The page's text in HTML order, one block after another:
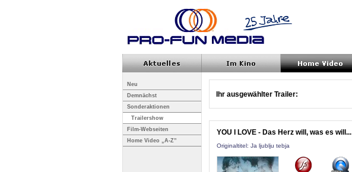
Neu
Demnächst
Sonderaktionen
Trailershow
Film-Webseiten
Home Video „A-Z”
Ihr ausgewählter Trailer:
YOU I LOVE - Das Herz will, was es will...
Originaltitel: Ja ljublju tebja